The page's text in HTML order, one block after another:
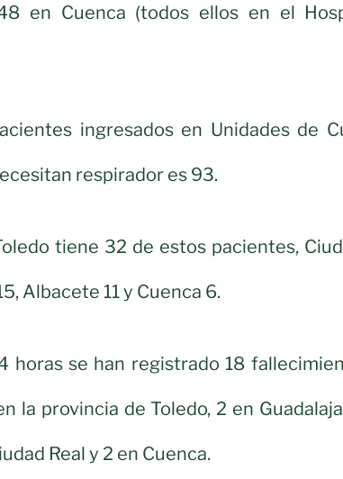
en Cuenca (todos ellos en el
ingresados en Unidades de
respirador es 93.
tiene 32 de estos pacientes,
Albacete 11 y Cuenca 6.
horas se han registrado 18
la provincia de Toledo, 2 en
Real y 2 en Cuenca.